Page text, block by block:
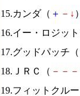
15.カンダ（ ＋ － ↓
16.イー・ロジッ
17.グッドパッチ（
18.ＪＲＣ（ － － －
19.フィットクル